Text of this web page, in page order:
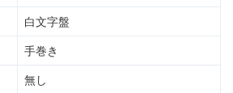
白文字盤
手巻き
無し